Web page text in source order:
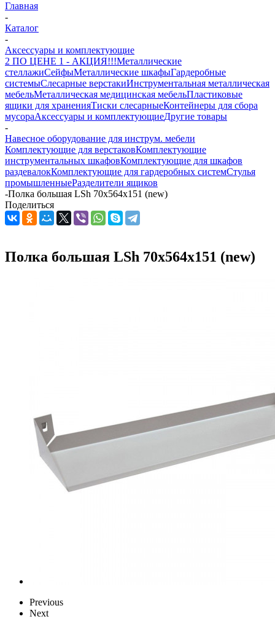
Главная
-
Каталог
-
Аксессуары и комплектующие
2 ПО ЦЕНЕ 1 - АКЦИЯ!!!Металлические
стеллажиСейфыМеталлические шкафыГардеробные
системыСлесарные верстакиИнструментальная металлическая
мебельМеталлическая медицинская мебельПластиковые
ящики для храненияТиски слесарныеКонтейнеры для сбора
мусораАксессуары и комплектующиеДругие товары
-
Навесное оборудование для инструм. мебели
Комплектующие для верстаковКомплектующие
инструментальных шкафовКомплектующие для шкафов
раздевалокКомплектующие для гардеробных системСтулья
промышленныеРазделители ящиков
-Полка большая LSh 70x564x151 (new)
Поделиться
Полка большая LSh 70x564x151 (new)
Previous
Next